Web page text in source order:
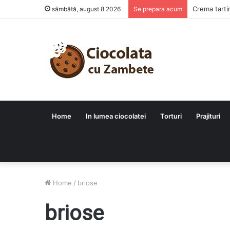
sâmbătă, august 8 2026 Se prepara acum Crema
Home In lumea ciocolatei Torturi Prajituri
Home / briose
briose